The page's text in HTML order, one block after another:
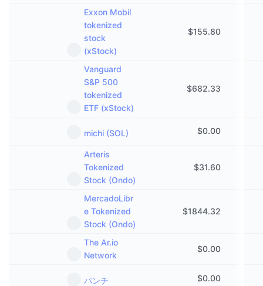
Exxon Mobil
tokenized
stock
(xStock)
$155.80
Vanguard
S&P 500
tokenized
ETF (xStock)
$682.33
michi (SOL) $0.00
Arteris
Tokenized
Stock (Ondo)
$31.60
MercadoLibr
e Tokenized
Stock (Ondo)
$1844.32
The Ar.io
Network
$0.00
パンチ $0.00